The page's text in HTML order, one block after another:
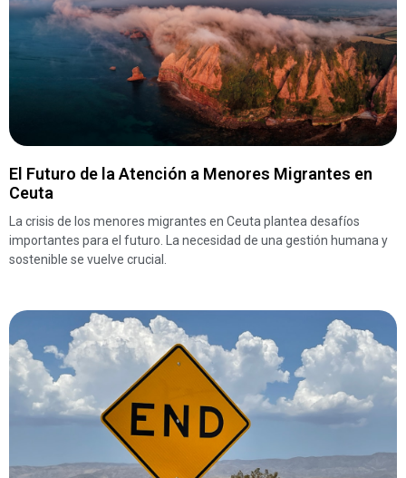
El Futuro de la Atención a Menores Migrantes en
Ceuta
La crisis de los menores migrantes en Ceuta plantea desafíos
importantes para el futuro. La necesidad de una gestión humana y
sostenible se vuelve crucial.